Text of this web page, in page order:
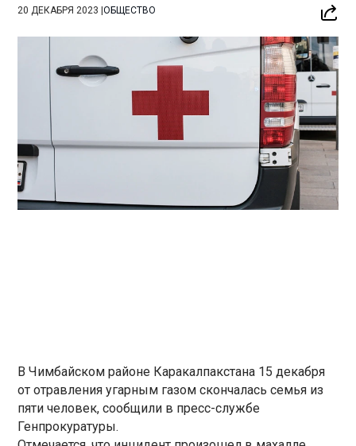
20 ДЕКАБРЯ 2023 |ОБЩЕСТВО
В Чимбайском районе Каракалпакстана 15 декабря
от отравления угарным газом скончалась семья из
пяти человек, сообщили в пресс-службе
Генпрокуратуры.